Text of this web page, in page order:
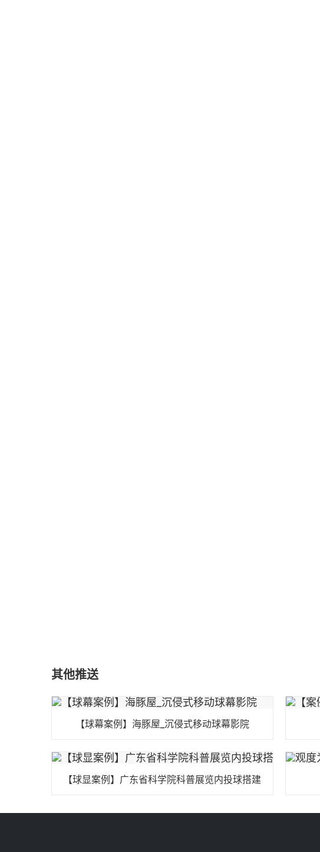
其他推送
【球幕案例】海豚屋_沉侵式移动球幕影院
【球显案例】广东省科学院科普展览内投球搭建